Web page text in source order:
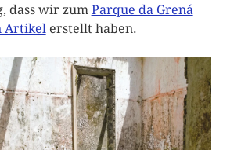
dass wir zum Parque da Grená
Artikelerstellt haben.